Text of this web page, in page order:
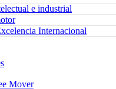
e industrial
Internacional
Mover